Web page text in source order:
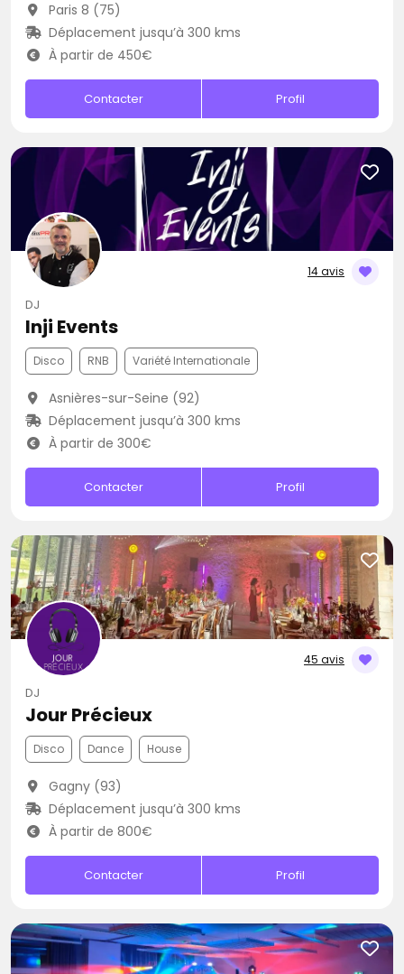
Paris 8 (75)
Déplacement jusqu’à 300 kms
À partir de 450€
Contacter Profil
14 avis
DJ
Inji Events
Disco RNB Variété Internationale
Asnières-sur-Seine (92)
Déplacement jusqu’à 300 kms
À partir de 300€
Contacter Profil
45 avis
DJ
Jour Précieux
Disco Dance House
Gagny (93)
Déplacement jusqu’à 300 kms
À partir de 800€
Contacter Profil